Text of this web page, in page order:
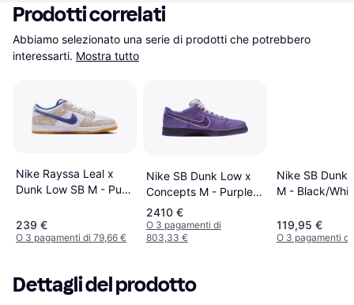
Prodotti correlati
Abbiamo selezionato una serie di prodotti che potrebbero
interessarti. Mostra tutto
Nike Rayssa Leal x
Dunk Low SB M - Pure
Blue/Vivid
Purple/White/Gum
239 €
O 3 pagamenti di 79,66 €
Nike SB Dunk Low x
Concepts M - Purple
Lobster
2410 €
O 3 pagamenti di
803,33 €
Nike SB Dunk
M - Black/
119,95 €
O 3 pagamenti
Dettagli del prodotto